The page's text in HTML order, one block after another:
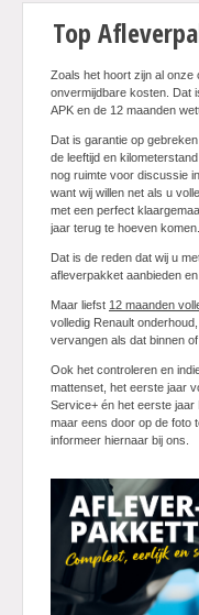
Top
Zoals het hoort zijn al onze
onvermijdbare kosten. Dat
APK en de 12 maanden
Dat is garantie op
de leeftijd en
nog ruimte voor discussie
want wij willen net als u
met een perfect
jaar terug te hoeven komen.
Dat is de reden dat wij u
afleverpakket aanbieden
Maar liefst 12 maanden
volledig Renault
vervangen als dat binnen
Ook het controleren en
mattenset, het eerste jaar
Service+ én het eerste jaar
maar eens door op de foto
informeer hiernaar bij ons.